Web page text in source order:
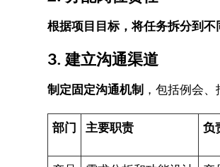
根据项目目标，将任务拆分到不
3. 建立沟通渠道
制定固定沟通机制 ，包括例会
部门 主要职责 负